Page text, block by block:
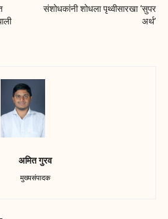
संशोधकांनी शोधला पृथ्वीसारखा ‘सुपर
अर्थ’
अमित गुरव
मुख्यसंपादक